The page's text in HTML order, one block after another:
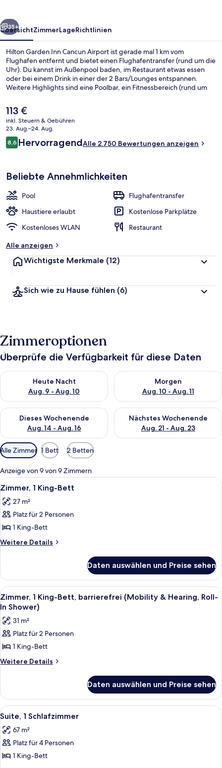
Weiter
35+
ÜbersichtZimmerLageRichtlinien
Hilton Garden Inn Cancun Airport ist gerade mal 1 km vom
Flughafen entfernt und bietet einen Flughafentransfer (rund um die
Uhr). Du kannst im Außenpool baden, im Restaurant etwas essen
oder bei einem Drink in einer der 2 Bars/Lounges entspannen.
Weitere Highlights sind eine Poolbar, ein Fitnessbereich (rund um
der Pool und das hilfsbereite Personal sehr gut.
Der
aktuelle
Preis
beträgt
113 €.
113 €
inkl. Steuern & Gebühren
23. Aug.–24. Aug.
Bewertungen
8,68,6 von 10.
HervorragendAlle 2.750 Bewertungen anzeigen
Beliebte Annehmlichkeiten
Pool
Flughafentransfer
Haustiere erlaubt
Kostenlose Parkplätze
Kostenloses WLAN
Restaurant
Alle anzeigen
Wichtigste Merkmale (12)
Sich wie zu Hause fühlen (6)
Zimmeroptionen
Überprüfe die Verfügbarkeit für diese Daten
Heute Nacht
Aug. 9 - Aug. 10
Überprüfe die Verfügbarkeit für heute Nacht, Aug. 9 - Aug.
Morgen
Aug. 10 - Aug. 11
Überprüfe die Verfügbarkeit
Dieses Wochenende
Aug. 14 - Aug. 16
Überprüfe die Verfügbarkeit für dieses Wochenende, Aug. 14
Nächstes Wochenende
Aug. 21 - Aug. 23
Überprüfe die Verfügbarkeit
Verfügbare
Filter
für
Zimmer
Alle Zimmer 1 Bett 2 Betten
Anzeige von 9 von 9 Zimmern
Alle
Fotos
für
Zimmer,
1 King-
Bett
Ein Hotelzimmer mit Bett,
5
Zimmer, 1 King-Bett
27 m²
Platz für 2 Personen
1 King-Bett
Weitere Details
Weitere
1 King-
Bett
Daten auswählen und Preise sehen
Alle
Fotos
für
Zimmer,
1 King-
Bett,
barrierefrei
Hearing,
Roll-
In
Shower)
anzeigen
Ein Hotelzimmer mit einem großen
5
Zimmer, 1 King-Bett, barrierefrei (Mobility & Hearing, Roll-
In Shower)
31 m²
Platz für 2 Personen
1 King-Bett
Weitere Details
Weitere
1 King-
Bett,
barrierefrei
&
Hearing,
In
Daten auswählen und Preise sehen
Alle
Fotos
für
Suite,
1
Ein modernes Hotelzimmer mit
4
Suite, 1 Schlafzimmer
67 m²
Platz für 4 Personen
1 King-Bett